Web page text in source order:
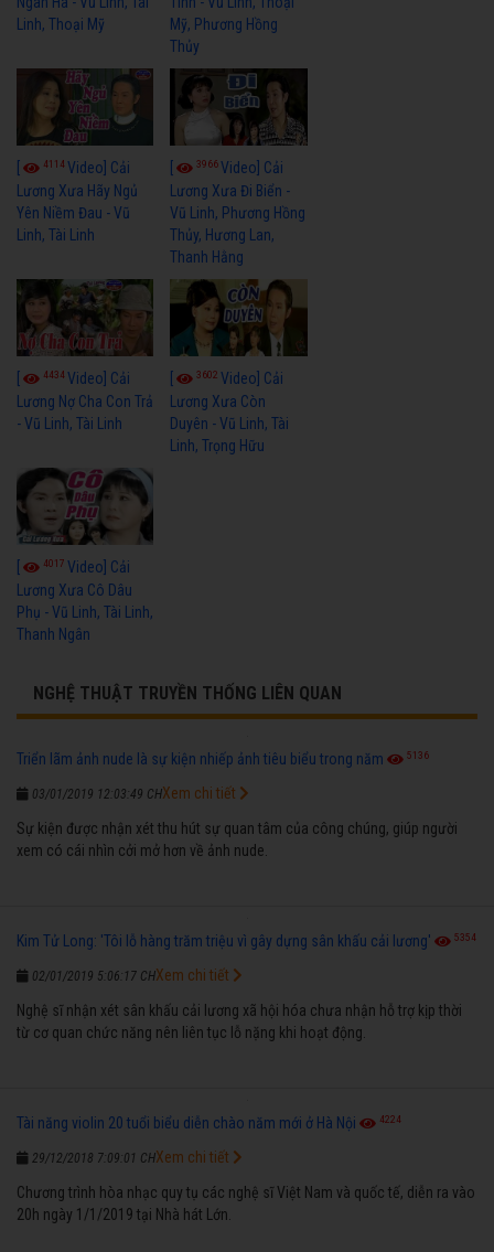
Linh, Thoại Mỹ
Mỹ, Phương Hồng
Thủy
4114Video] Cải
Lương Xưa Hãy Ngủ
Yên Niềm Đau - Vũ
Linh, Tài Linh
3966Video] Cải
Lương Xưa Đi Biển -
Vũ Linh, Phương Hồng
Thủy, Hương Lan,
Thanh Hằng
4434Video] Cải
Lương Nợ Cha Con Trả
- Vũ Linh, Tài Linh
3602Video] Cải
Lương Xưa Còn
Duyên - Vũ Linh, Tài
Linh, Trọng Hữu
[ 4017 Video] Cải
Lương Xưa Cô Dâu
Phụ - Vũ Linh, Tài Linh,
Thanh Ngân
NGHỆ THUẬT TRUYỀN THỐNG LIÊN QUAN
Triển lãm ảnh nude là sự kiện nhiếp ảnh tiêu biểu trong năm 5136
03/01/2019 12:03:49 CH
Sự kiện được nhận xét thu hút sự quan tâm của công chúng, giúp người
xem có cái nhìn cởi mở hơn về ảnh nude.
Xem chi tiết
Kim Tử Long: 'Tôi lỗ hàng trăm triệu vì gây dựng sân khấu cải lương' 5354
02/01/2019 5:06:17 CH
Nghệ sĩ nhận xét sân khấu cải lương xã hội hóa chưa nhận hỗ trợ kịp thời
từ cơ quan chức năng nên liên tục lỗ nặng khi hoạt động.
Xem chi tiết
Tài năng violin 20 tuổi biểu diễn chào năm mới ở Hà Nội 4224
29/12/2018 7:09:01 CH
Chương trình hòa nhạc quy tụ các nghệ sĩ Việt Nam và quốc tế, diễn ra vào
20h ngày 1/1/2019 tại Nhà hát Lớn.
Xem chi tiết